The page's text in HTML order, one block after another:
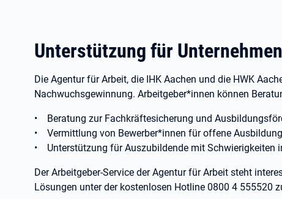
Unterstützung für Unternehmen
Die Agentur für Arbeit, die IHK Aachen und die HWK
Nachwuchsgewinnung. Arbeitgeber*innen können
• Beratung zur Fachkräftesicherung und
• Vermittlung von Bewerber*innen für offene
• Unterstützung für Auszubildende mit Schwierigkeiten
Der Arbeitgeber-Service der Agentur für Arbeit steht
Lösungen unter der kostenlosen Hotline 0800 4 555520